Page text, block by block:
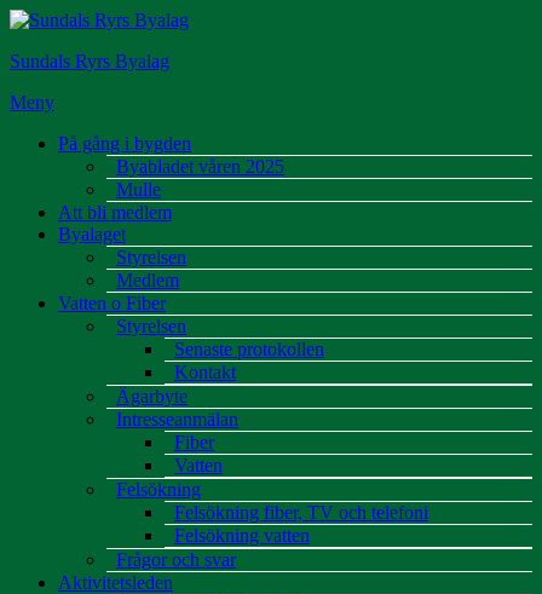
Hoppa
innehåll
Sundals Ryrs Byalag
Meny
På gång i bygden
Byabladet våren 2025
Mulle
Att bli medlem
Byalaget
Styrelsen
Medlem
Vatten o Fiber
Styrelsen
Senaste protokollen
Kontakt
Ägarbyte
Intresseanmälan
Fiber
Vatten
Felsökning
Felsökning fiber, TV och telefoni
Felsökning vatten
Frågor och svar
Aktivitetsleden